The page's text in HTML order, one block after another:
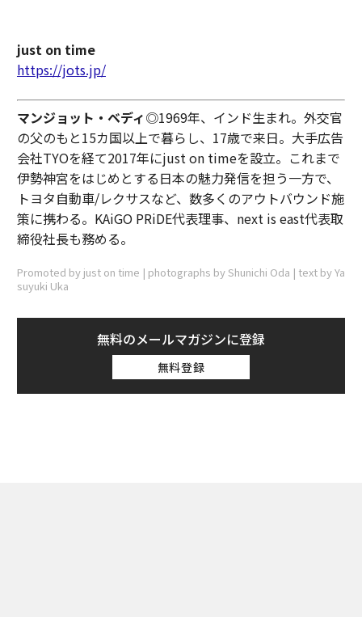
just on time
https://jots.jp/
マンジョット・ベディ◎1969年、インド生まれ。外交官
の父のもと15カ国以上で暮らし、17歳で来日。大手広告
会社TYOを経て2017年にjust on timeを設立。これまで
伊勢神宮をはじめとする日本の魅力発信を担う一方で、
トヨタ自動車/レクサスなど、数多くのアウトバウンド施
策に携わる。KAiGO PRiDE代表理事、next is east代表取
締役社長も務める。
Promoted by just on time | photographs by Shunichi Oda | text by Ya
suyuki Uka
無料のメールマガジンに登録
無料登録